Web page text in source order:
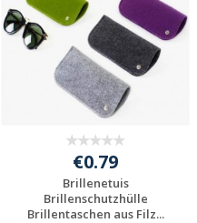
€0.79
Brillenetuis
Brillenschutzhülle
Brillentaschen aus Filz...